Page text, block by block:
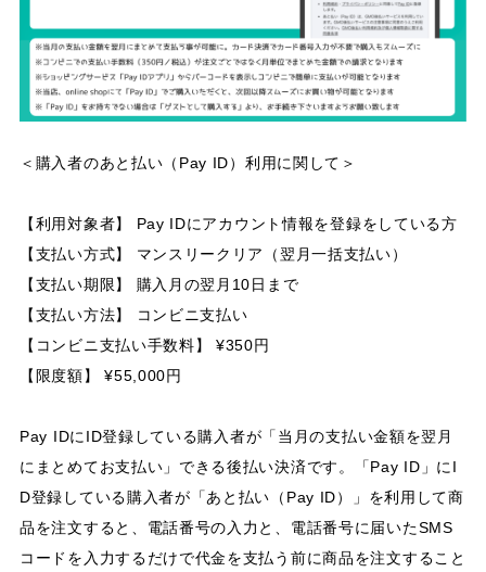
＜購入者のあと払い（Pay ID）利用に関して＞
【利用対象者】 Pay IDにアカウント情報を登録をしている方
【支払い方式】 マンスリークリア（翌月一括支払い）
【支払い期限】 購入月の翌月10日まで
【支払い方法】 コンビニ支払い
【コンビニ支払い手数料】 ¥350円
【限度額】 ¥55,000円
Pay IDにID登録している購入者が「当月の支払い金額を翌月
にまとめてお支払い」できる後払い決済です。「Pay ID」にI
D登録している購入者が「あと払い（Pay ID）」を利用して商
品を注文すると、電話番号の入力と、電話番号に届いたSMS
コードを入力するだけで代金を支払う前に商品を注文すること